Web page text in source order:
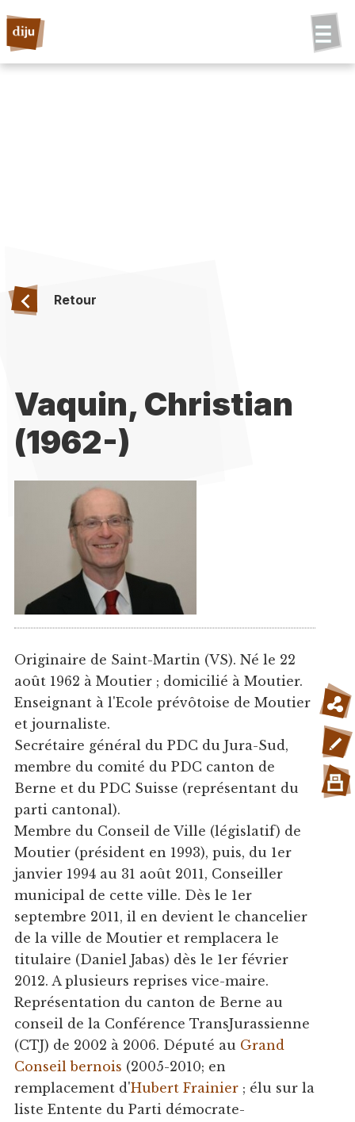
Retour
Vaquin, Christian
(1962-)
Originaire de Saint-Martin (VS). Né le 22
août 1962 à Moutier ; domicilié à Moutier.
Enseignant à l'Ecole prévôtoise de Moutier
et journaliste.
Secrétaire général du PDC du Jura-Sud,
membre du comité du PDC canton de
Berne et du PDC Suisse (représentant du
parti cantonal).
Membre du Conseil de Ville (législatif) de
Moutier (président en 1993), puis, du 1er
janvier 1994 au 31 août 2011, Conseiller
municipal de cette ville. Dès le 1er
septembre 2011, il en devient le chancelier
de la ville de Moutier et remplacera le
titulaire (Daniel Jabas) dès le 1er février
2012. A plusieurs reprises vice-maire.
Représentation du canton de Berne au
conseil de la Conférence TransJurassienne
(CTJ) de 2002 à 2006. Député au Grand
Conseil bernois (2005-2010; en
remplacement d'Hubert Frainier; élu sur la
liste Entente du Parti démocrate-